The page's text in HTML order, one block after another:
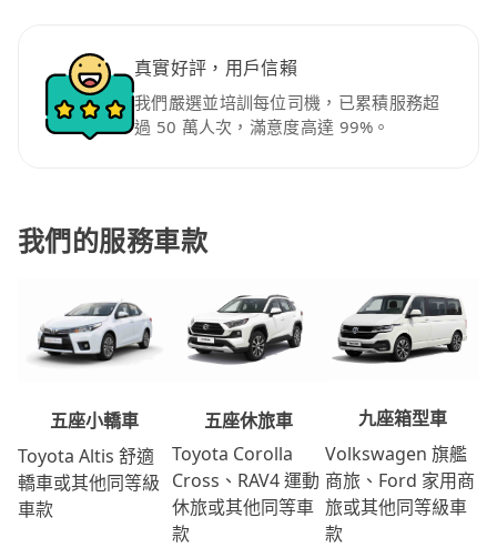
真實好評，用戶信賴
我們嚴選並培訓每位司機，已累積服務超
過 50 萬人次，滿意度高達 99%。
我們的服務車款
五座小轎車
Toyota Altis 舒適
轎車或其他同等級
車款
五座休旅車
Toyota Corolla
Cross、RAV4 運動
休旅或其他同等車
款
九座箱型車
Volkswagen 旗艦
商旅、Ford 家用商
旅或其他同等級車
款